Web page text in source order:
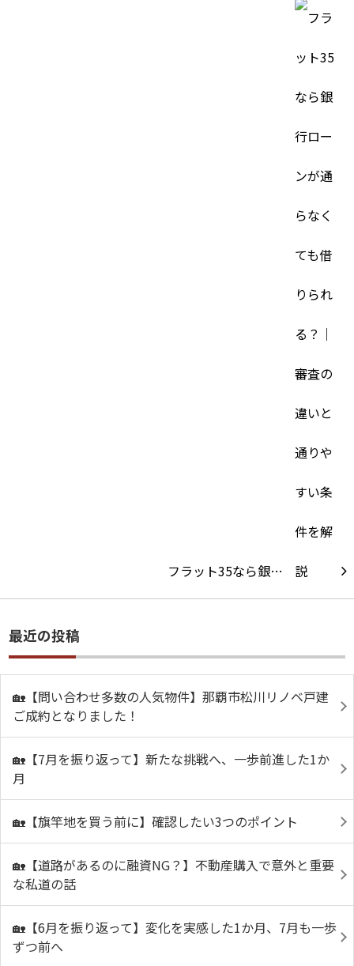
フラット35なら銀…
最近の投稿
🏡【問い合わせ多数の人気物件】那覇市松川リノベ戸建
ご成約となりました！
🏡【7月を振り返って】新たな挑戦へ、一歩前進した1か
月
🏡【旗竿地を買う前に】確認したい3つのポイント
🏡【道路があるのに融資NG？】不動産購入で意外と重要
な私道の話
🏡【6月を振り返って】変化を実感した1か月、7月も一歩
ずつ前へ